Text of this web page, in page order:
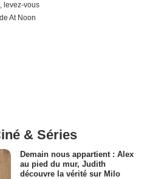
levez-vous
At Noon
& Séries
Demain nous appartient : Alex
au pied du mur, Judith
découvre la vérité sur Milo